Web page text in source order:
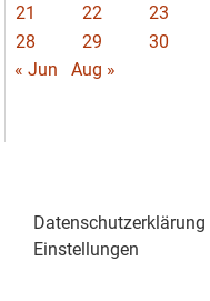
21
22 23
28
29 30
« Jun
Aug »
Datenschutzerklärung
Einstellungen